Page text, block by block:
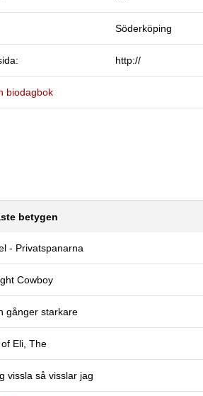
Söderköping
http://
biodagbok
betygen
- Privatspanarna
Cowboy
gånger starkare
Eli, The
vissla så visslar jag